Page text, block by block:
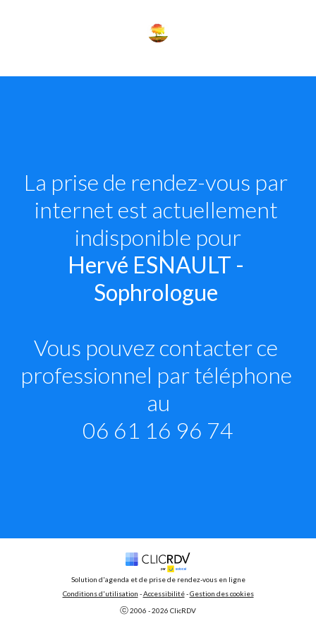
La prise de rendez-vous par
internet est actuellement
indisponible pour
Hervé ESNAULT -
Sophrologue
Vous pouvez contacter ce
professionnel par téléphone
au
06 61 16 96 74
Solution d'agenda et de prise de rendez-vous en ligne
Conditions d'utilisation - Accessibilité - Gestion des cookies
ⓒ 2006 - 2026 ClicRDV